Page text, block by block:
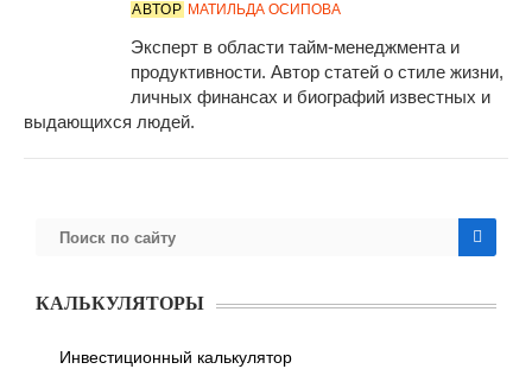
АВТОР МАТИЛЬДА ОСИПОВА
Эксперт в области тайм-менеджмента и
продуктивности. Автор статей о стиле жизни,
личных финансах и биографий известных и
выдающихся людей.
КАЛЬКУЛЯТОРЫ
Инвестиционный калькулятор